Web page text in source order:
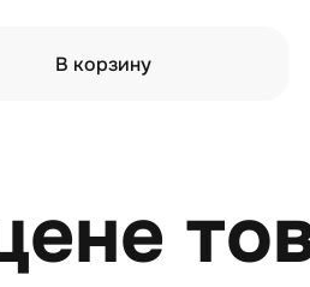
В корзину